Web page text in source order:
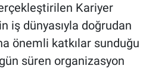
Kariyer
iş dünyasıyla doğrudan
önemli katkılar sunduğu
süren organizasyon